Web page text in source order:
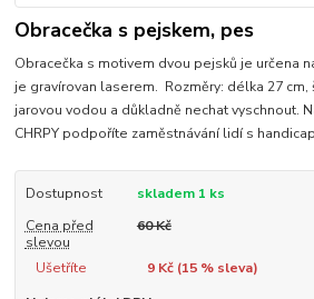
Obracečka s pejskem, pes
Obracečka s motivem dvou pejsků je určena
je gravírovan laserem. Rozměry: délka 27 cm,
jarovou vodou a důkladně nechat vyschnout.
CHRPY podpoříte zaměstnávání lidí s
Dostupnost
skladem 1 ks
Cena před
slevou
60 Kč
Ušetříte 9 Kč (15% sleva)